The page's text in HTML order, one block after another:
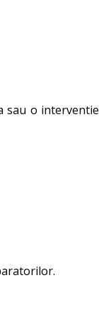
sau o interventie